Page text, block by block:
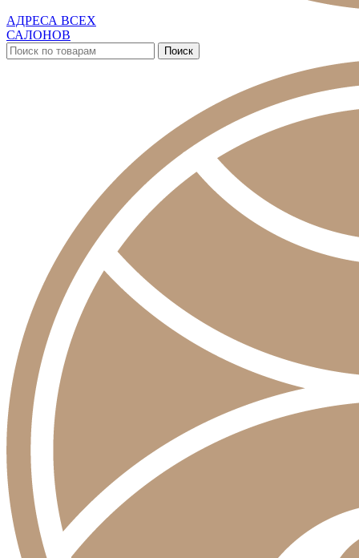
АДРЕСА ВСЕХ
САЛОНОВ